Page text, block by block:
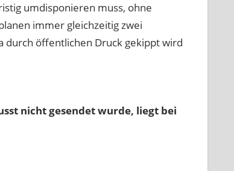
umdisponieren muss, ohne
immer gleichzeitig zwei
durch öffentlichen Druck gekippt wird
nicht gesendet wurde, liegt bei